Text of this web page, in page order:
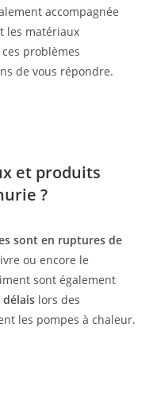
accompagnée
les matériaux
problèmes
de vous répondre.
et produits
?
sont en ruptures de
ou encore le
sont également
lors des
les pompes à chaleur.